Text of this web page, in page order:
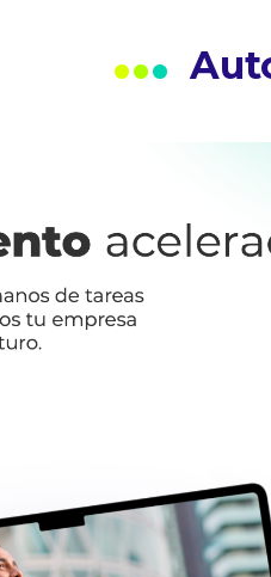
...